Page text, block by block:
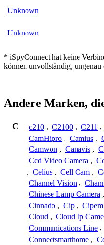
Unknown
Unknown
* iSpyConnect hat keine
können unvollständig, ungenau
Andere Marken,
C c210 , C2100 , C211 ,
CamHipro , Camius ,
Camwon , Canavis ,
Ccd Video Camera ,
, Celius , Cell Cam ,
Channel Vision ,
Chinese Lamp Camera ,
Cinnado , Cip , Cipem
Cloud , Cloud Ip
Communications Line ,
Connectsmarthome ,